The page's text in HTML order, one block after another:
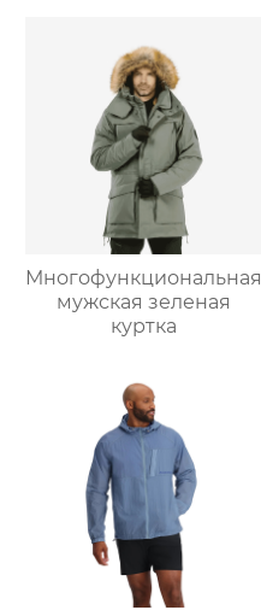
Многофункциональная
мужская зеленая
куртка